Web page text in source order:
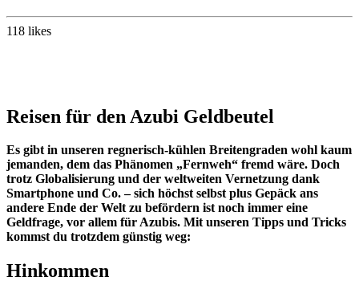
118 likes
Reisen für den Azubi Geldbeutel
Es gibt in unseren regnerisch-kühlen Breitengraden wohl kaum
jemanden, dem das Phänomen „Fernweh“ fremd wäre. Doch
trotz Globalisierung und der weltweiten Vernetzung dank
Smartphone und Co. – sich höchst selbst plus Gepäck ans
andere Ende der Welt zu befördern ist noch immer eine
Geldfrage, vor allem für Azubis. Mit unseren Tipps und Tricks
kommst du trotzdem günstig weg:
Hinkommen